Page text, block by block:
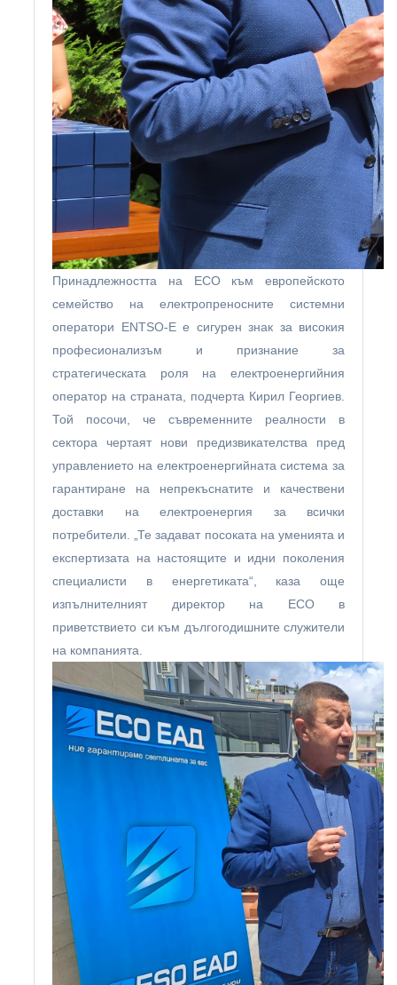
Принадлежността на ЕСО към европейското
семейство на електропреносните системни
оператори ENTSO-E е сигурен знак за високия
професионализъм и признание за
стратегическата роля на електроенергийния
оператор на страната, подчерта Кирил Георгиев.
Той посочи, че съвременните реалности в
сектора чертаят нови предизвикателства пред
управлението на електроенергийната система за
гарантиране на непрекъснатите и качествени
доставки на електроенергия за всички
потребители. „Те задават посоката на уменията и
експертизата на настоящите и идни поколения
специалисти в енергетиката“, каза още
изпълнителният директор на ЕСО в
приветствието си към дългогодишните служители
на компанията.